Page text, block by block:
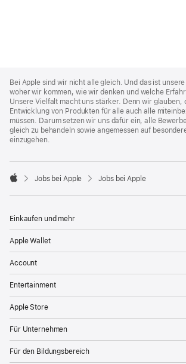
Footer
Bei Apple sind wir nicht alle gleich. Und das ist
woher wir kommen, wie wir denken und welche
Unsere Vielfalt macht uns stärker. Denn wir glauben,
Entwicklung von Produkten für alle auch alle
müssen. Darum setzen wir uns dafür ein, alle
gleich zu behandeln sowie angemessen auf
einzugehen.

Jobs bei Apple Jobs bei Apple
Einkaufen und mehr
Apple Wallet
Account
Entertainment
Apple Store
Für Unternehmen
Für den Bildungsbereich